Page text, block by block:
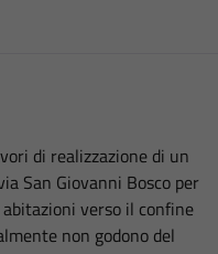
di realizzazione di un
San Giovanni Bosco per
verso il confine
non godono del